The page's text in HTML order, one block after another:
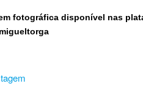
fotográfica disponível nas